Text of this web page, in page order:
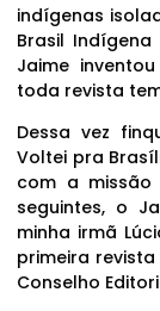
indígenas
Brasil
Jaime
toda revista
Dessa vez
Voltei pra
com a
seguintes, o
minha irmã
primeira
Conselho